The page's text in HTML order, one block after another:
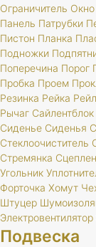
Ограничитель Окно
Панель Патрубки
Пистон Планка
Подножки
Поперечина Порог
Пробка Проем
Резинка Рейка
Рычаг Сайлентблок
Сиденье Сиденья
Стеклоочиститель
Стремянка
Угольник
Форточка Хомут
Штуцер
Электровентилятор
Подвеска